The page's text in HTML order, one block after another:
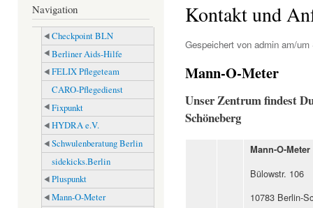
Navigation
Checkpoint BLN
Berliner Aids-Hilfe
FELIX Pflegeteam
CARO-Pflegedienst
Fixpunkt
HYDRA e.V.
Schwulenberatung Berlin
sidekicks.Berlin
Pluspunkt
Mann-O-Meter
Kontakt und
Gespeichert von admin am/um
Mann-O-Meter
Unser Zentrum findest
Schöneberg
Mann-O-Meter
Bülowstr. 106
10783 Berlin-